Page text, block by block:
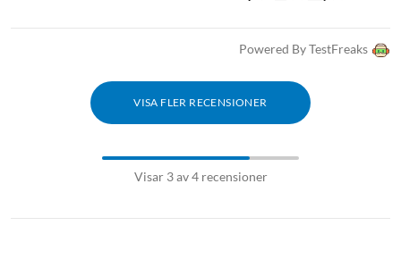
Powered By TestFreaks
VISA FLER RECENSIONER
Visar 3 av 4 recensioner